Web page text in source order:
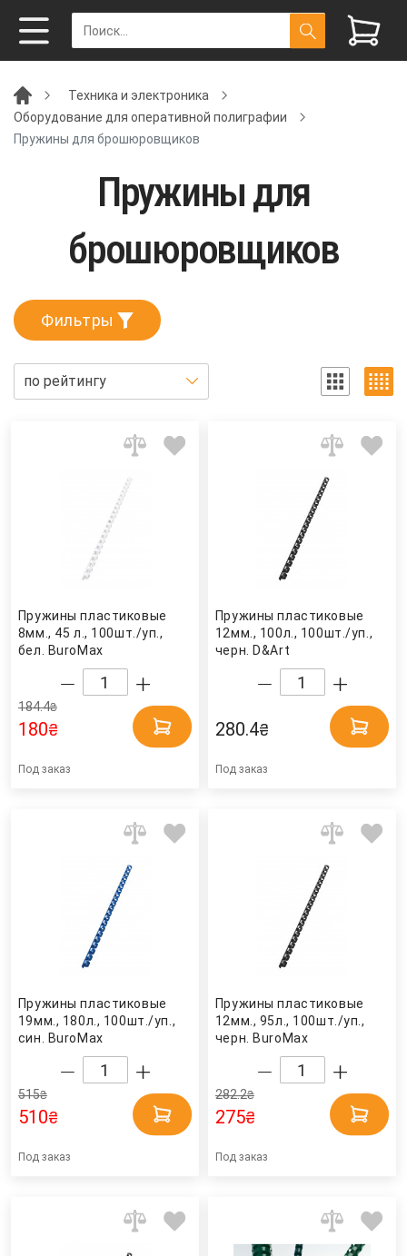
Техника и электроника
Оборудование для оперативной полиграфии
Пружины для брошюровщиков
Пружины для
брошюровщиков
Фильтры
Пружины пластиковые
8мм., 45 л., 100шт./уп.,
бел. BuroMax
184.4₴
180₴
Под заказ
Пружины пластиковые
12мм., 100л., 100шт./уп.,
черн. D&Art
280.4₴
Под заказ
Пружины пластиковые
19мм., 180л., 100шт./уп.,
син. BuroMax
515₴
510₴
Под заказ
Пружины пластиковые
12мм., 95л., 100шт./уп.,
черн. BuroMax
282.2₴
275₴
Под заказ